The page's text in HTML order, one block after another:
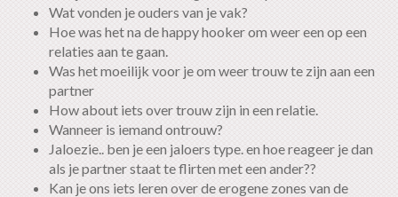
Wat vonden je ouders van je vak?
Hoe was het na de happy hooker om weer een op een
relaties aan te gaan.
Was het moeilijk voor je om weer trouw te zijn aan een
partner
How about iets over trouw zijn in een relatie.
Wanneer is iemand ontrouw?
Jaloezie.. ben je een jaloers type. en hoe reageer je dan
als je partner staat te flirten met een ander??
Kan je ons iets leren over de erogene zones van de